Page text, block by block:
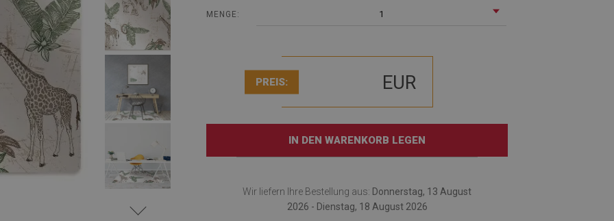
MENGE: 1
PREIS: EUR
IN DEN WARENKORB LEGEN
Wir liefern Ihre Bestellung aus: Donnerstag, 13 August
2026 - Dienstag, 18 August 2026